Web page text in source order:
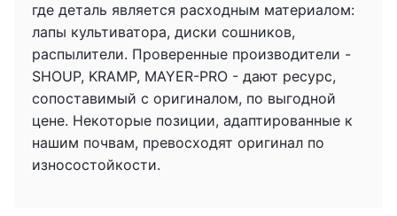
где деталь является расходным материалом:
лапы культиватора, диски сошников,
распылители. Проверенные производители -
SHOUP, KRAMP, MAYER-PRO - дают ресурс,
сопоставимый с оригиналом, по выгодной
цене. Некоторые позиции, адаптированные к
нашим почвам, превосходят оригинал по
износостойкости.